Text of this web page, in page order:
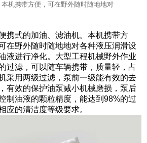
机携带方便，可在野外随时随地地对
携式的加油、滤油机。本机携带方
在野外随时随地地对各种液压润滑设
液进行净化。大型工程机械野外作业
过滤，可以随车辆携带，质量轻，占
采用两级过滤，泵前一级能有效的去
有效的保护油泵减小机械磨损，泵后
制油液的颗粒精度，能达到98%的过
应的清洁度等级要求。